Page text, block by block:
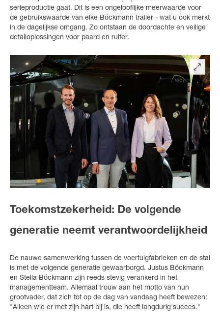
serieproductie gaat. Dit is een ongelooflijke meerwaarde voor
de gebruikswaarde van elke Böckmann trailer - wat u ook merkt
in de dagelijkse omgang. Zo ontstaan de doordachte en veilige
detailoplossingen voor paard en ruiter.
Toekomstzekerheid: De volgende
generatie neemt verantwoordelijkheid
De nauwe samenwerking tussen de voertuigfabrieken en de stal
is met de volgende generatie gewaarborgd. Justus Böckmann
en Stella Böckmann zijn reeds stevig verankerd in het
managementteam. Allemaal trouw aan het motto van hun
grootvader, dat zich tot op de dag van vandaag heeft bewezen:
"Alleen wie er met zijn hart bij is, die heeft langdurig succes."